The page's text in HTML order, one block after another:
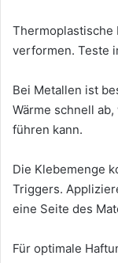
Thermoplastische
verformen. Teste
Bei Metallen ist
Wärme schnell
führen kann.
Die Klebemenge
Triggers.
eine Seite des
Für optimale